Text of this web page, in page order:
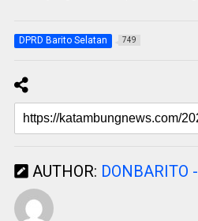
DPRD Barito Selatan 749
AUTHOR: DONBARITO -